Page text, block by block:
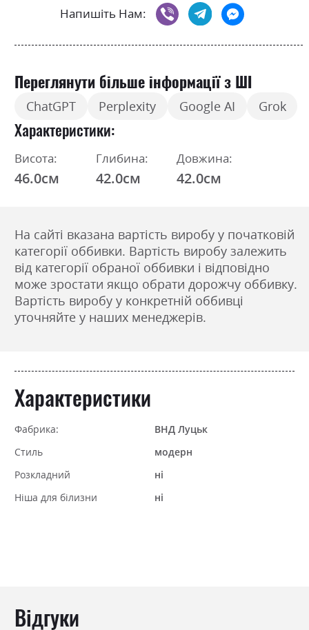
Напишіть Нам:
Переглянути більше інформації з ШІ
ChatGPT Perplexity Google AI Grok
Характеристики
Висота:
46.0см
Глибина:
42.0см
Довжина:
42.0см
На сайті вказана вартість виробу у початковій
категорії оббивки. Вартість виробу залежить
від категорії обраної оббивки і відповідно
може зростати якщо обрати дорожчу оббивку.
Вартість виробу у конкретній оббивці
уточняйте у наших менеджерів.
Характеристики
Фабрика:
ВНД Луцьк
Стиль
модерн
Розкладний
ні
Ніша для білизни
ні
Відгуки